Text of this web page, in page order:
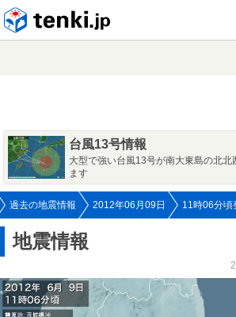
台風13号情報
大型で強い台風13号が南大東島の北
ます
過去の地震情報 2012年06月09日 11時06分頃
地震情報